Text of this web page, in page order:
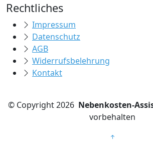
Rechtliches
Impressum
Datenschutz
AGB
Widerrufsbelehrung
Kontakt
© Copyright 2026 Nebenkosten-
vorbehalten